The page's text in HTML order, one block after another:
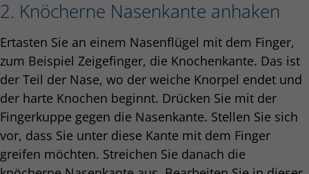
2. Knöcherne Nasenkante anhaken
Ertasten Sie an einem Nasenflügel mit dem Finger,
zum Beispiel Zeigefinger, die Knochenkante. Das ist
der Teil der Nase, wo der weiche Knorpel endet und
der harte Knochen beginnt. Drücken Sie mit der
Fingerkuppe gegen die Nasenkante. Stellen Sie sich
vor, dass Sie unter diese Kante mit dem Finger
greifen möchten. Streichen Sie danach die